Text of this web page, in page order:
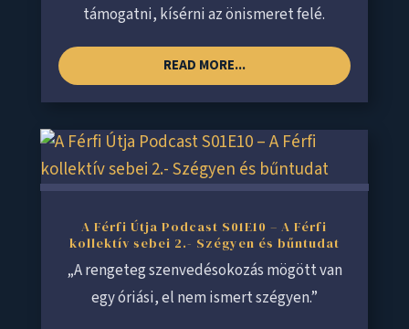
támogatni, kísérni az önismeret felé.
READ MORE...
A Férfi Útja Podcast S01E10 – A Férfi
kollektív sebei 2.- Szégyen és bűntudat
„A rengeteg szenvedésokozás mögött van
egy óriási, el nem ismert szégyen.”